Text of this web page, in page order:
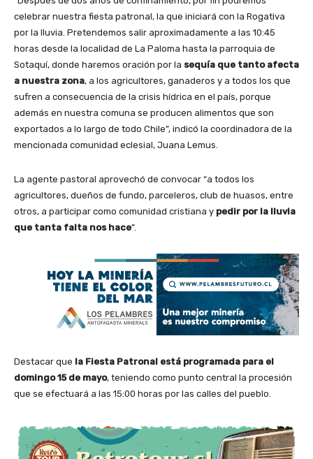
celebrar nuestra fiesta patronal, la que iniciará con la Rogativa
por la lluvia. Pretendemos salir aproximadamente a las 10:45
horas desde la localidad de La Paloma hasta la parroquia de
Sotaquí, donde haremos oración por la sequía que tanto afecta
a nuestra zona, a los agricultores, ganaderos y a todos los que
sufren a consecuencia de la crisis hídrica en el país, porque
además en nuestra comuna se producen alimentos que son
exportados a lo largo de todo Chile”, indicó la coordinadora de la
mencionada comunidad eclesial, Juana Lemus.
La agente pastoral aprovechó de convocar “a todos los
agricultores, dueños de fundo, parceleros, club de huasos, entre
otros, a participar como comunidad cristiana y pedir por la lluvia
que tanta falta nos hace”.
Destacar que la Fiesta Patronal está programada para el
domingo 15 de mayo, teniendo como punto central la procesión
que se efectuará a las 15:00 horas por las calles del pueblo.